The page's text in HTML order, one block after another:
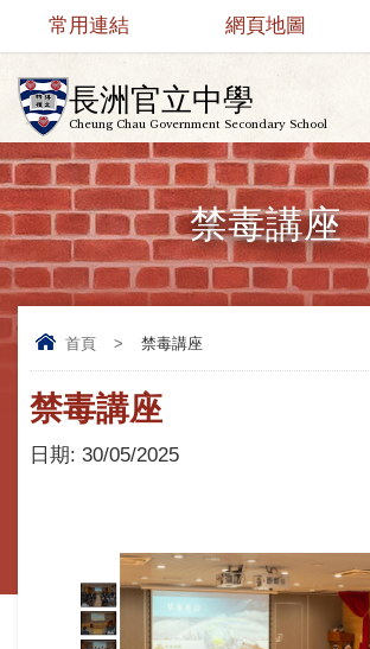
長洲官立中學
Cheung Chau Government Secondary School
常用連結 網頁地圖
禁毒講座
首頁 > 禁毒講座
禁毒講座
日期: 30/05/2025